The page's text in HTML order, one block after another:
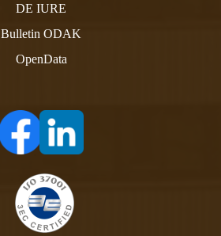
DE IURE
Bulletin ODAK
OpenData
(otvára sa v novom tabe)
(otvára sa v novom tabe)